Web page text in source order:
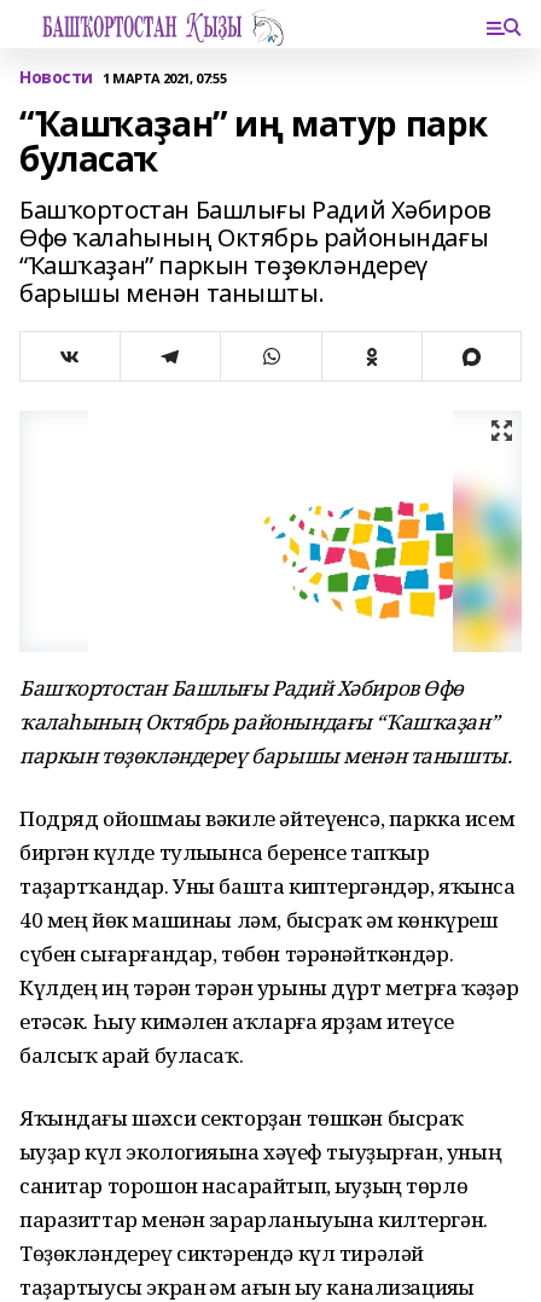
Новости 1 МАРТА 2021, 07:55
“Ҡашҡаҙан” иң матур парк
буласаҡ
Башҡортостан Башлығы Радий Хәбиров
Өфө ҡалаһының Октябрь районындағы
“Ҡашҡаҙан” паркын төҙөкләндереү
барышы менән танышты.
Башҡортостан Башлығы Радий Хәбиров Өфө
ҡалаһының Октябрь районындағы “Ҡашҡаҙан”
паркын төҙөкләндереү барышы менән танышты.
Подряд ойошмаһы вәкиле әйтеүенсә, паркка исем
биргән күлде тулыһынса беренсе тапҡыр
таҙартҡандар. Уны башта киптергәндәр, яҡынса
40 мең йөк машинаһы ләм, бысраҡ һәм көнкүреш
сүбен сығарғандар, төбөн тәрәнәйткәндәр.
Күлдең иң тәрән тәрән урыны дүрт метрға ҡәҙәр
етәсәк. Һыу кимәлен һаҡларға ярҙам итеүсе
балсыҡ һарай буласаҡ.
Яҡындағы шәхси секторҙан төшкән бысраҡ
һыуҙар күл экологияһына хәүеф тыуҙырған, уның
санитар торошон насарайтып, һыуҙың төрлө
паразиттар менән зарарланыуына килтергән.
Төҙөкләндереү сиктәрендә күл тирәләй
таҙартыусы экран һәм ағын һыу канализацияһы